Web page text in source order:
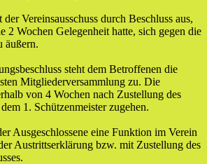
Vereinsausschuss durch Beschluss aus,
2 Wochen Gelegenheit hatte, sich gegen die
äußern.
steht dem Betroffenen die
Mitgliederversammlung zu. Die
von 4 Wochen nach Zustellung des
1. Schützenmeister zugehen.
Ausgeschlossene eine Funktion im Verein
Austrittserklärung bzw. mit Zustellung des